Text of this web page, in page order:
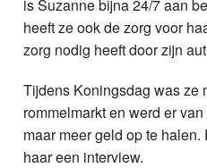
is Suzanne bijna 24/7 aan
heeft ze ook de zorg voor
zorg nodig heeft door zijn
Tijdens Koningsdag was ze
rommelmarkt en werd er
maar meer geld op te
haar een interview.